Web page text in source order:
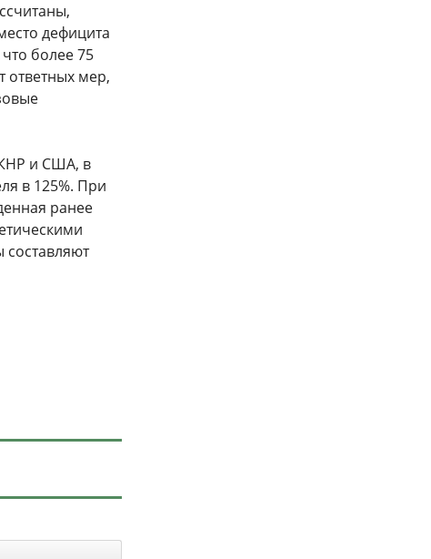
дефицита
более 75
ответных мер,
и США, в
в 125%. При
ранее